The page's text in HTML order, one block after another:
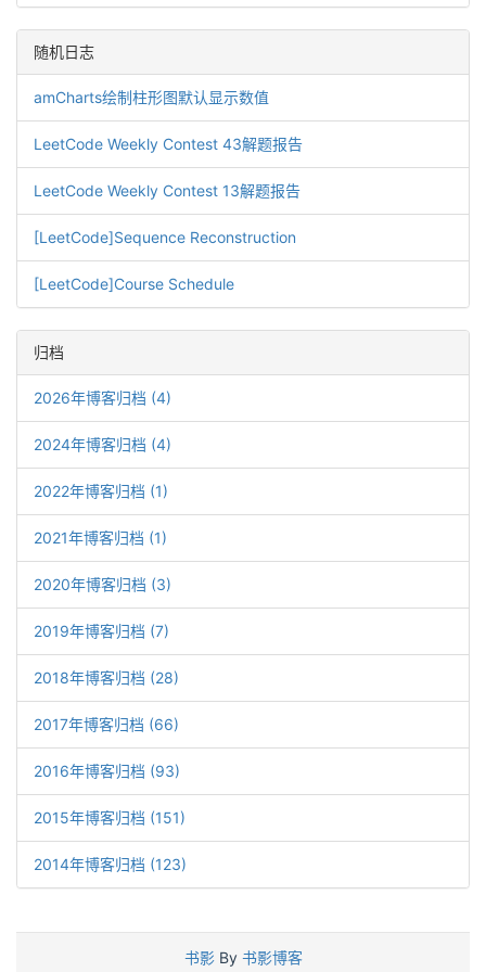
随机日志
amCharts绘制柱形图默认显示数值
LeetCode Weekly Contest 43解题报告
LeetCode Weekly Contest 13解题报告
[LeetCode]Sequence Reconstruction
[LeetCode]Course Schedule
归档
2026年博客归档 (4)
2024年博客归档 (4)
2022年博客归档 (1)
2021年博客归档 (1)
2020年博客归档 (3)
2019年博客归档 (7)
2018年博客归档 (28)
2017年博客归档 (66)
2016年博客归档 (93)
2015年博客归档 (151)
2014年博客归档 (123)
书影By 书影博客